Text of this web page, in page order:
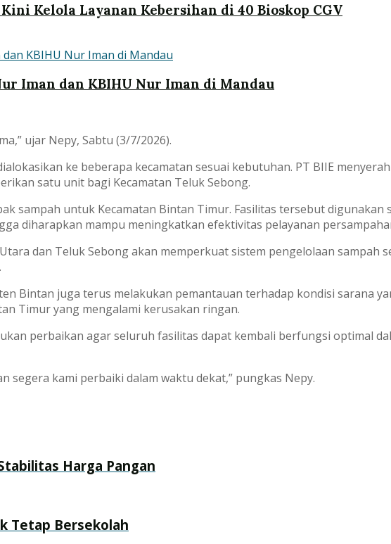
Kelola Layanan Kebersihan di 40 Bioskop CGV
Iman dan KBIHU Nur Iman di Mandau
ujar Nepy, Sabtu (3/7/2026).
ke beberapa kecamatan sesuai kebutuhan. PT BIIE
satu unit bagi Kecamatan Teluk Sebong.
sampah untuk Kecamatan Bintan Timur. Fasilitas tersebut
diharapkan mampu meningkatkan efektivitas pelayanan
dan Teluk Sebong akan memperkuat sistem pengelolaan sampah
Bintan juga terus melakukan pemantauan terhadap kondisi sarana
Timur yang mengalami kerusakan ringan.
perbaikan agar seluruh fasilitas dapat kembali berfungsi optimal
segera kami perbaiki dalam waktu dekat,” pungkas Nepy.
Harga Pangan
Tetap Bersekolah